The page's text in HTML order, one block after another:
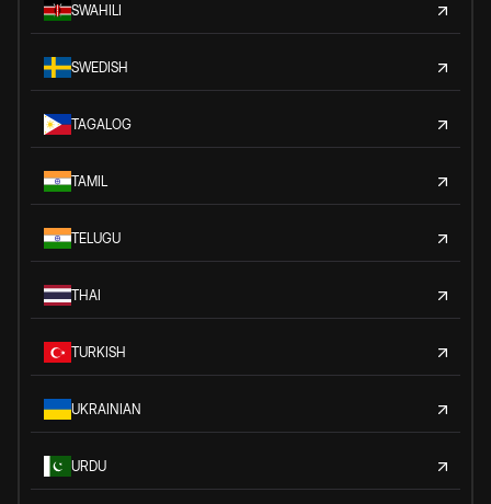
SWAHILI
SWEDISH
TAGALOG
TAMIL
TELUGU
THAI
TURKISH
UKRAINIAN
URDU